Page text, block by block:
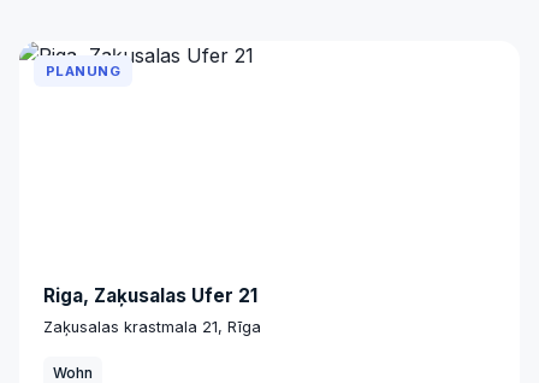
PLANUNG
Riga, Zaķusalas Ufer 21
Zaķusalas krastmala 21, Rīga
Wohn